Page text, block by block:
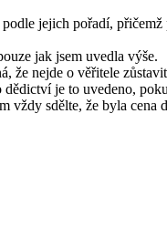
jejich pořadí,
jak jsem uvedla výše.
že nejde o věřitele
je to uvedeno,
sdělte, že byla